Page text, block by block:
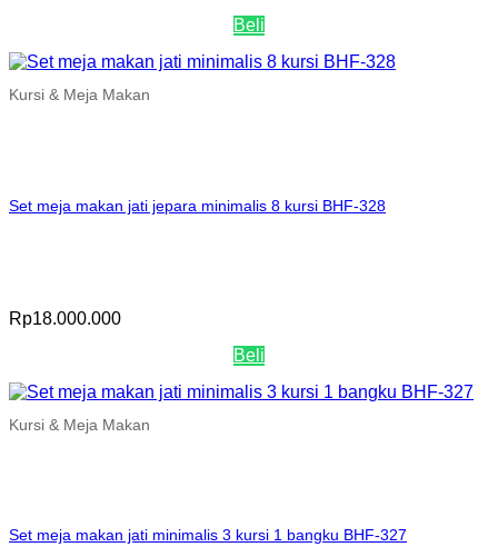
Beli
Kursi & Meja Makan
Set meja makan jati jepara minimalis 8 kursi BHF-328
Rp18.000.000
Beli
Kursi & Meja Makan
Set meja makan jati minimalis 3 kursi 1 bangku BHF-327